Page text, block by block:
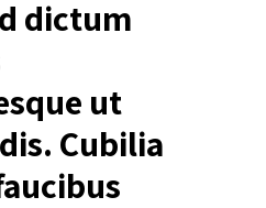
dictum
ut
Cubilia